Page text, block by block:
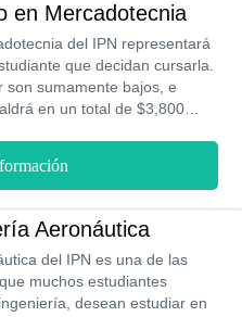
en Mercadotecnia
del IPN representará
que decidan cursarla.
son sumamente bajos, e
en un total de $3,800
académicas a nivel
en tan solo 3 años.
Aeronáutica
del IPN es una de las
muchos estudiantes
desean estudiar en